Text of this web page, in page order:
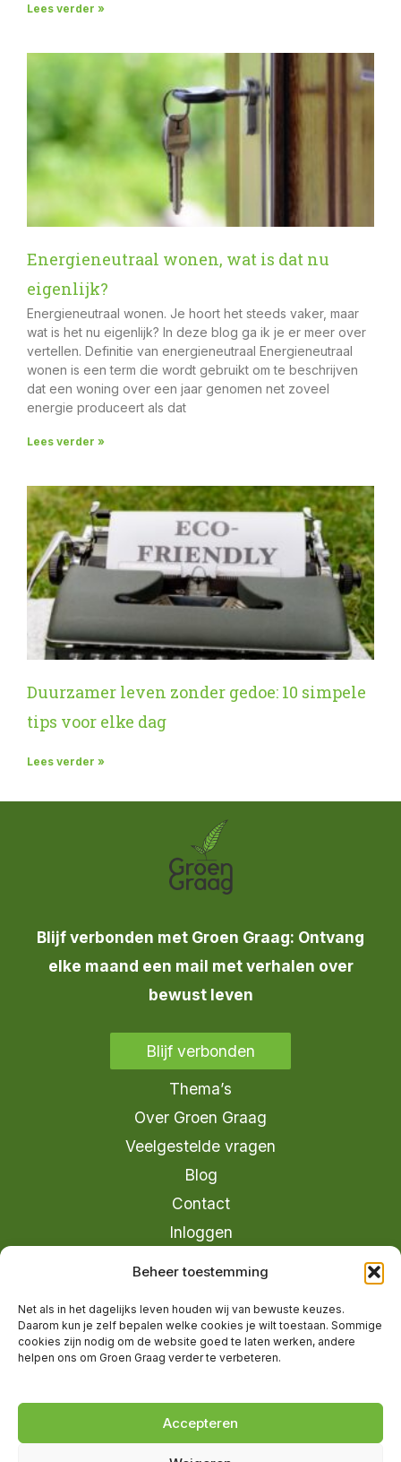
Beheer toestemming
Net als in het dagelijks leven houden wij van bewuste keuzes.
Daarom kun je zelf bepalen welke cookies je wilt toestaan. Sommige
cookies zijn nodig om de website goed te laten werken, andere
helpen ons om Groen Graag verder te verbeteren.
Accepteren
Lees verder »
Energieneutraal wonen, wat is dat nu
eigenlijk?
Energieneutraal wonen. Je hoort het steeds vaker, maar
wat is het nu eigenlijk? In deze blog ga ik je er meer over
vertellen. Definitie van energieneutraal Energieneutraal
wonen is een term die wordt gebruikt om te beschrijven
dat een woning over een jaar genomen net zoveel
energie produceert als dat
Lees verder »
Duurzamer leven zonder gedoe: 10 simpele
tips voor elke dag
Lees verder »
Blijf verbonden met Groen Graag: Ontvang
elke maand een mail met verhalen over
bewust leven
Blijf verbonden
Thema’s
Over Groen Graag
Veelgestelde vragen
Blog
Contact
Inloggen
info@groengraag.nl
Ervaringen van leden op Trustpilot
Marketing